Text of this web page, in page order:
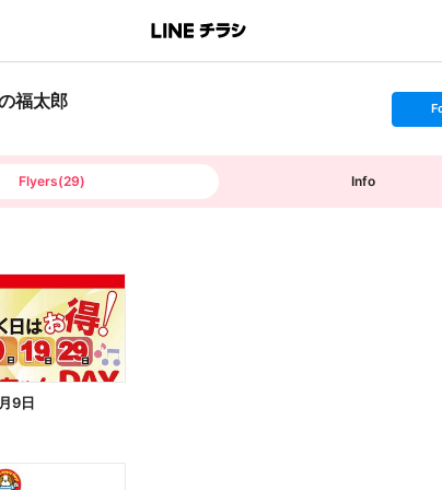
福太郎 s
t
o
Flyers(29) Info
9日